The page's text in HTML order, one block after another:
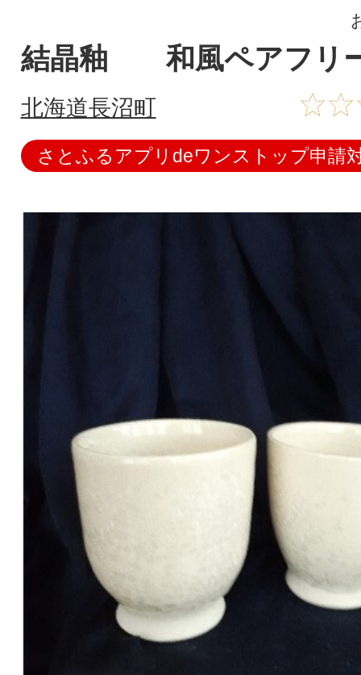
結晶釉 和風ペアフリ
北海道長沼町
さとふるアプリdeワンストップ申請